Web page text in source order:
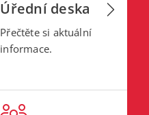
Úřední deska
Přečtěte si aktuální
informace.